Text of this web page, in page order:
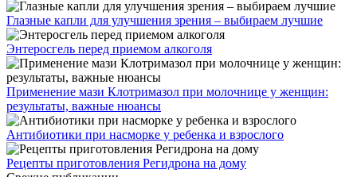
Глазные капли для улучшения зрения – выбираем лучшие
Энтеросгель перед приемом алкоголя
Применение мази Клотримазол при молочнице у женщин:
результаты, важные нюансы
Антибиотики при насморке у ребенка и взрослого
Рецепты приготовления Регидрона на дому